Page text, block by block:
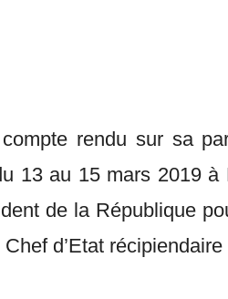
rendu sur sa
13 au 15 mars 2019
de la République
d’Etat